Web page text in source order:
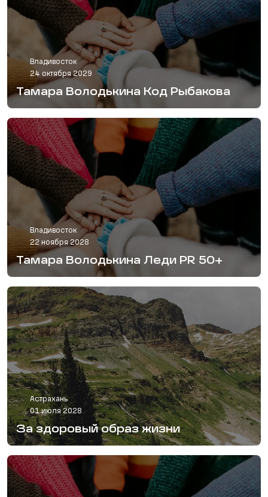
Владивосток
24 октября 2029
Тамара Володькина Код Рыбакова
Владивосток
22 ноября 2028
Тамара Володькина Леди PR 50+
Астрахань
01 июля 2028
За здоровый образ жизни